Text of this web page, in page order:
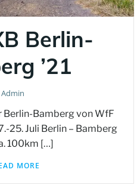
Berlin-
’21
Admin
Berlin-Bamberg von WfF
25. Juli Berlin – Bamberg
100km […]
MORE